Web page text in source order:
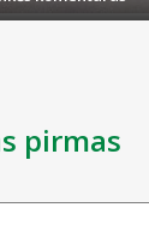
pirmas